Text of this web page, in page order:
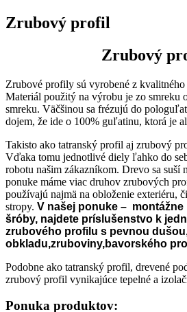
Zrubový profil
Zrubový
Zrubové profily sú vyrobené z kvalitného
Materiál použitý na výrobu je zo smreku
smreku. Väčšinou sa frézujú do
dojem, že ide o 100% guľatinu, ktorá je
Takisto ako tatranský profil aj zrubový
Vďaka tomu jednotlivé diely ľahko do
robotu našim zákazníkom. Drevo sa suší
ponuke máme viac druhov zrubových
používajú najmä na obloženie exteriéru,
stropy. V našej ponuke –
šróby, najdete príslušenstvo k
zrubového profilu s pevnou
obkladu,zruboviny,bavorského
Podobne ako tatranský profil, drevené
zrubový profil vynikajúce tepelné a
Ponuka produktov: